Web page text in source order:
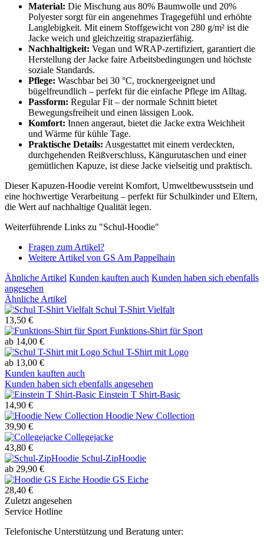
Material: Die Mischung aus 80% Baumwolle und 20%
Polyester sorgt für ein angenehmes Tragegefühl und erhöhte
Langlebigkeit. Mit einem Stoffgewicht von 280 g/m² ist die
Jacke weich und gleichzeitig strapazierfähig.
Nachhaltigkeit: Vegan und WRAP-zertifiziert, garantiert die
Herstellung der Jacke faire Arbeitsbedingungen und höchste
soziale Standards.
Pflege: Waschbar bei 30 °C, trocknergeeignet und
bügelfreundlich – perfekt für die einfache Pflege im Alltag.
Passform: Regular Fit – der normale Schnitt bietet
Bewegungsfreiheit und einen lässigen Look.
Komfort: Innen angeraut, bietet die Jacke extra Weichheit
und Wärme für kühle Tage.
Praktische Details: Ausgestattet mit einem verdeckten,
durchgehenden Reißverschluss, Kängurutaschen und einer
gemütlichen Kapuze, ist diese Jacke vielseitig und praktisch.
Dieser Kapuzen-Hoodie vereint Komfort, Umweltbewusstsein und
eine hochwertige Verarbeitung – perfekt für Schulkinder und Eltern,
die Wert auf nachhaltige Qualität legen.
Weiterführende Links zu "Schul-Hoodie"
Fragen zum Artikel?
Weitere Artikel von GS Am Pappelhain
Ähnliche Artikel Kunden kauften auch Kunden haben sich ebenfalls
angesehen
Ähnliche Artikel
Schul T-Shirt Vielfalt
13,50 €
Funktions-Shirt für Sport
ab 14,00 €
Schul T-Shirt mit Logo
ab 13,00 €
Kunden kauften auch
Kunden haben sich ebenfalls angesehen
Einstein T Shirt-Basic
14,90 €
Hoodie New Collection
39,90 €
Collegejacke
43,80 €
Schul-ZipHoodie
ab 29,90 €
Hoodie GS Eiche
28,40 €
Zuletzt angesehen
Service Hotline
Telefonische Unterstützung und Beratung unter: